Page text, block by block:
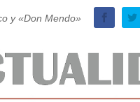
y «Don Mendo»